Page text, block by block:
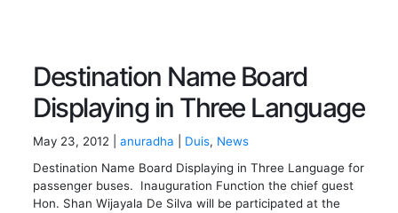
Destination Name Board
Displaying in Three Language
May 23, 2012 | anuradha Duis, News
Destination Name Board Displaying in Three Language for
passenger buses. Inauguration Function the chief guest
Hon. Shan Wijayala De Silva will be participated at the